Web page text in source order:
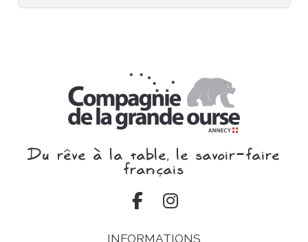
Du rêve à la table, le savoir‑faire
français
INFORMATIONS